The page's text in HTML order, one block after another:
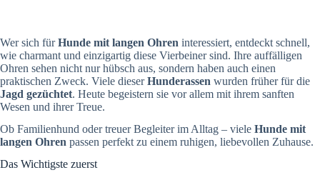
Wer sich fürHunde mit langen Ohren interessiert, entdeckt schnell,
wie charmant und einzigartig diese Vierbeiner sind. Ihre auffälligen
Ohren sehen nicht nur hübsch aus, sondern haben auch einen
praktischen Zweck. Viele dieserHunderassen wurden früher für die
Jagd gezüchtet. Heute begeistern sie vor allem mit ihrem sanften
Wesen und ihrer Treue.
Ob Familienhund oder treuer Begleiter im Alltag – viele Hunde mit
langen Ohren passen perfekt zu einem ruhigen, liebevollen Zuhause.
Das Wichtigste zuerst